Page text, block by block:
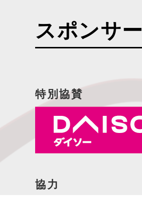
スポンサー
特別協賛
協力